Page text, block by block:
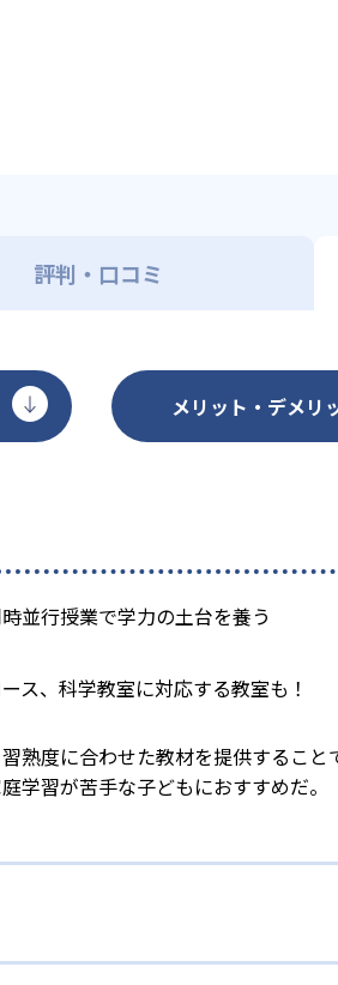
評判・口コミ
メリット・デメリ
並行授業で学力の土台を養う
ス、科学教室に対応する教室も！
熟度に合わせた教材を提供するこ
学習が苦手な子どもにおすすめだ。